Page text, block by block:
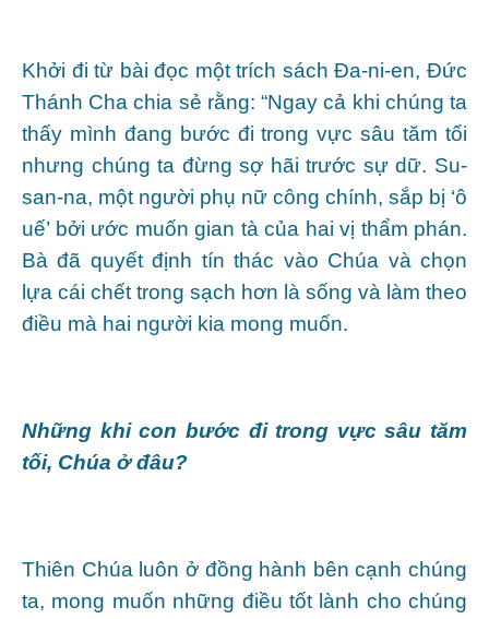
Khởi đi từ bài đọc một trích sách Đa-ni-en, Đức
Thánh Cha chia sẻ rằng: “Ngay cả khi chúng ta
thấy mình đang bước đi trong vực sâu tăm tối
nhưng chúng ta đừng sợ hãi trước sự dữ. Su-
san-na, một người phụ nữ công chính, sắp bị ‘ô
uế’ bởi ước muốn gian tà của hai vị thẩm phán.
Bà đã quyết định tín thác vào Chúa và chọn
lựa cái chết trong sạch hơn là sống và làm theo
điều mà hai người kia mong muốn.
Những khi con bước đi trong vực sâu tăm
tối, Chúa ở đâu?
Thiên Chúa luôn ở đồng hành bên cạnh chúng
ta, mong muốn những điều tốt lành cho chúng